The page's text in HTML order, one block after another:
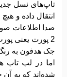
تاپ‌های نسل
انتقال داده و
صدا اطلاعات
2 پورت یعنی
جک هدفون به
اما در لپ تاپ